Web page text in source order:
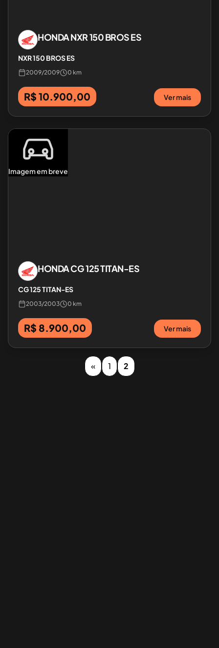
HONDANXR 150 BROS ES
NXR 150 BROS ES
2009/2009 0 km
R$ 10.900,00 Ver mais
Imagem em breve
HONDACG 125 TITAN-ES
CG 125 TITAN-ES
2003/2003 0 km
R$ 8.900,00 Ver mais
« 1 2